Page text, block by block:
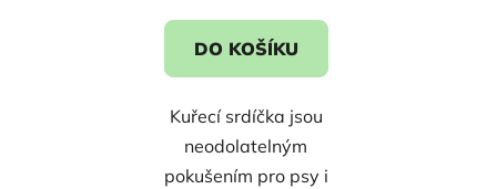
DO KOŠÍKU
Kuřecí srdíčka jsou
neodolatelným
pokušením pro psy i